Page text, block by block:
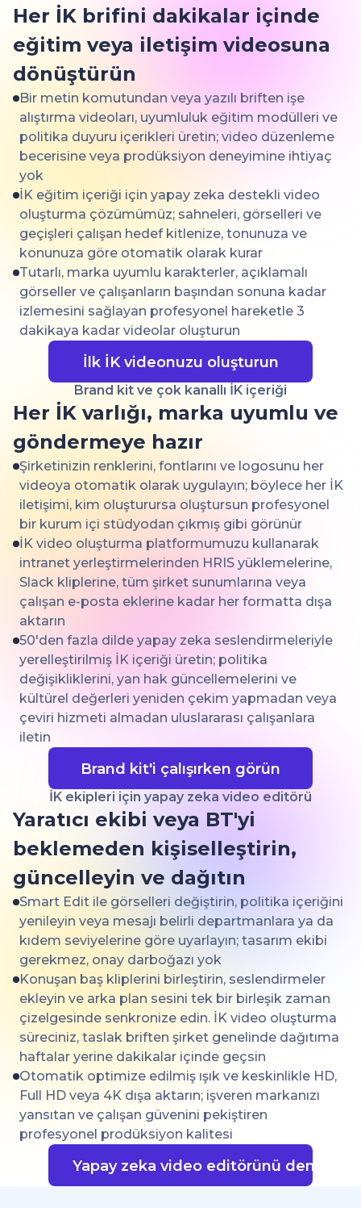
Her İK brifini dakikalar içinde
eğitim veya iletişim videosuna
dönüştürün
Bir metin komutundan veya yazılı briften işe
alıştırma videoları, uyumluluk eğitim modülleri ve
politika duyuru içerikleri üretin; video düzenleme
becerisine veya prodüksiyon deneyimine ihtiyaç
yok
İK eğitim içeriği için yapay zeka destekli video
oluşturma çözümümüz; sahneleri, görselleri ve
geçişleri çalışan hedef kitlenize, tonunuza ve
konunuza göre otomatik olarak kurar
Tutarlı, marka uyumlu karakterler, açıklamalı
görseller ve çalışanların başından sonuna kadar
izlemesini sağlayan profesyonel hareketle 3
dakikaya kadar videolar oluşturun
İlk İK videonuzu oluşturun
Brand kit ve çok kanallı İK içeriği
Her İK varlığı, marka uyumlu ve
göndermeye hazır
Şirketinizin renklerini, fontlarını ve logosunu her
videoya otomatik olarak uygulayın; böylece her İK
iletişimi, kim oluşturursa oluştursun profesyonel
bir kurum içi stüdyodan çıkmış gibi görünür
İK video oluşturma platformumuzu kullanarak
intranet yerleştirmelerinden HRIS yüklemelerine,
Slack kliplerine, tüm şirket sunumlarına veya
çalışan e-posta eklerine kadar her formatta dışa
aktarın
50'den fazla dilde yapay zeka seslendirmeleriyle
yerelleştirilmiş İK içeriği üretin; politika
değişikliklerini, yan hak güncellemelerini ve
kültürel değerleri yeniden çekim yapmadan veya
çeviri hizmeti almadan uluslararası çalışanlara
iletin
Brand kit'i çalışırken görün
İK ekipleri için yapay zeka video editörü
Yaratıcı ekibi veya BT'yi
beklemeden kişiselleştirin,
güncelleyin ve dağıtın
Smart Edit ile görselleri değiştirin, politika içeriğini
yenileyin veya mesajı belirli departmanlara ya da
kıdem seviyelerine göre uyarlayın; tasarım ekibi
gerekmez, onay darboğazı yok
Konuşan baş kliplerini birleştirin, seslendirmeler
ekleyin ve arka plan sesini tek bir birleşik zaman
çizelgesinde senkronize edin. İK video oluşturma
süreciniz, taslak briften şirket genelinde dağıtıma
haftalar yerine dakikalar içinde geçsin
Otomatik optimize edilmiş ışık ve keskinlikle HD,
Full HD veya 4K dışa aktarın; işveren markanızı
yansıtan ve çalışan güvenini pekiştiren
profesyonel prodüksiyon kalitesi
Yapay zeka video editörünü deneyin